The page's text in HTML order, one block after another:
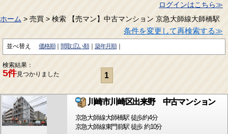
ログインはこちら≫
ホーム > 売買 > 検索 【売マン】中古マンション 京急大師線大師橋駅
条件を変更して再検索する≫
並べ替え 価格順 間取:広い順 築年月順
検索結果：
5件見つかりました 1
川崎市川崎区出来野 中古マンション
京急大師線大師橋駅 徒歩約4分
京急大師線東門前駅 徒歩 約10分